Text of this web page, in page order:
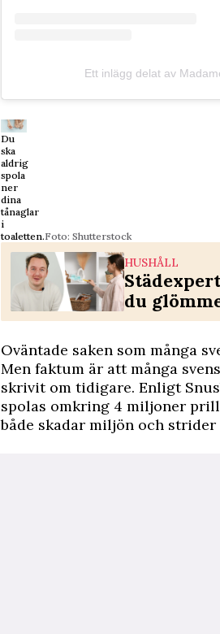
Ett inlägg delat av
Du
ska
aldrig
spola
ner
dina
tånaglar
i
toaletten.Foto: Shutterstock
HUSHÅLL
du
Oväntade saken som många
Men faktum är att många
skrivit om tidigare. Enligt
spolas omkring 4 miljoner
både skadar miljön och strider